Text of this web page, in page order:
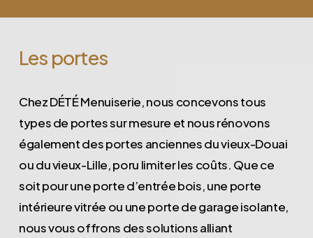
Les portes
Chez DÉTÉ Menuiserie, nous concevons tous
types de portes sur mesure et nous rénovons
également des portes anciennes du vieux-Douai
ou du vieux-Lille, poru limiter les coûts. Que ce
soit pour une porte d’entrée bois, une porte
intérieure vitrée ou une porte de garage isolante,
nous vous offrons des solutions alliant